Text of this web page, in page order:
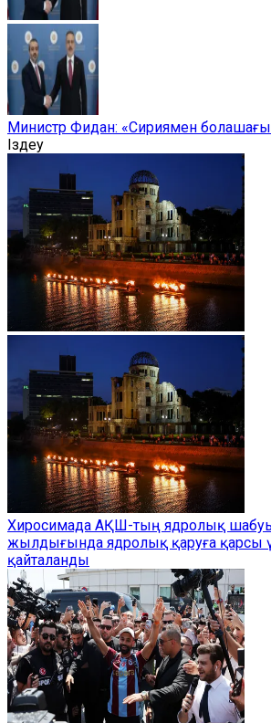
Министр Фидан: «Сириямен
Іздеу
Хиросимада АҚШ-тың ядролық
жылдығында ядролық қаруға қарсы
қайталанды